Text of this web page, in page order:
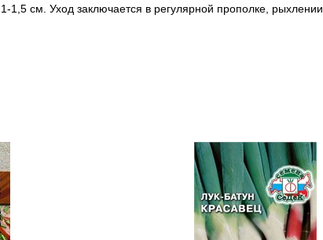
1,5 см. Уход заключается в регулярной прополке,